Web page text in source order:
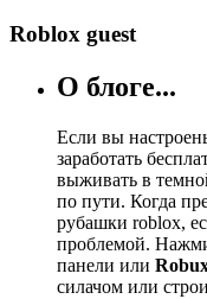
Roblox guest
О блоге...
Если вы
заработать
выживать в
по пути. Когда
рубашки roblox,
проблемой.
панели или
силачом или